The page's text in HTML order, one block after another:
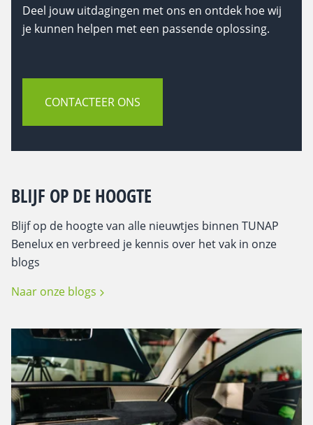
Deel jouw uitdagingen met ons en ontdek hoe wij
je kunnen helpen met een passende oplossing.
CONTACTEER ONS
BLIJF OP DE HOOGTE
Blijf op de hoogte van alle nieuwtjes binnen TUNAP
Benelux en verbreed je kennis over het vak in onze
blogs
Naar onze blogs